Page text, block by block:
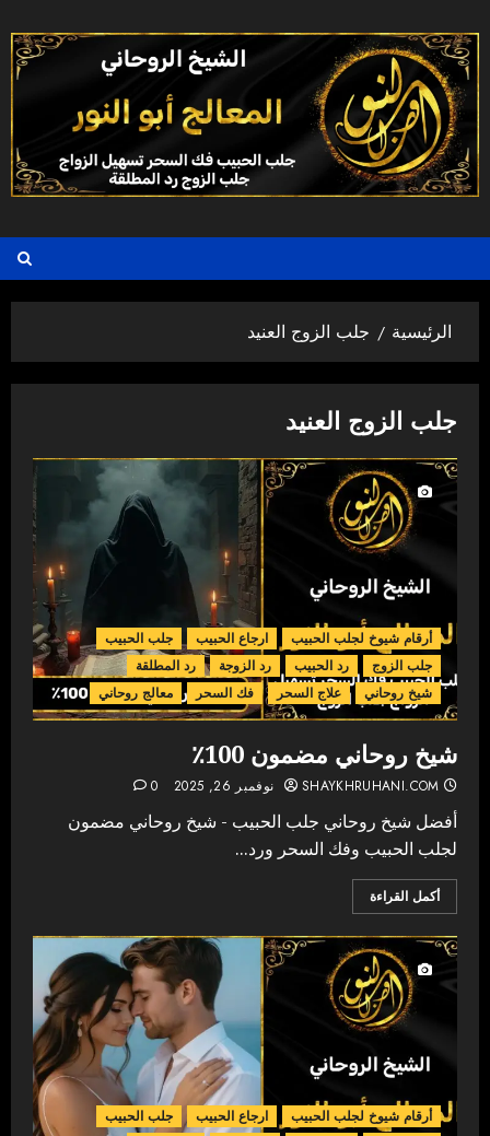
إلى
المحتوى
الرئيسية جلب الزوج العنيد
جلب الزوج العنيد
أرقام شيوخ لجلب الحبيب ارجاع الحبيب
جلب الحبيب
جلب الزوج
رد الحبيب رد الزوجة
رد المطلقة
شيخ روحاني
علاج السحر فك السحر معالج روحاني
شيخ روحاني مضمون 100٪
SHAYKHRUHANI.COM نوفمبر 26, 2025 0
أفضل شيخ روحاني جلب الحبيب - شيخ روحاني مضمون
لجلب الحبيب وفك السحر ورد...
أكمل القراءة
أرقام شيوخ لجلب الحبيب ارجاع الحبيب
جلب الحبيب